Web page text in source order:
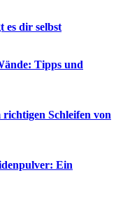
es dir selbst
Tipps und
Schleifen von
Ein